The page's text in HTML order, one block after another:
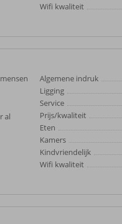
Wifi kwaliteit
al
Algemene indruk
Ligging
Service
Prijs/kwaliteit
Eten
Kamers
Kindvriendelijk
Wifi kwaliteit